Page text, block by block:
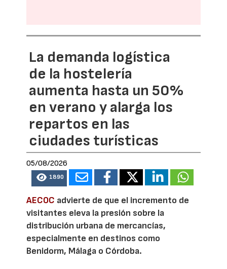
La demanda logística
de la hostelería
aumenta hasta un 50%
en verano y alarga los
repartos en las
ciudades turísticas
05/08/2026
1890
AECOC advierte de que el incremento de
visitantes eleva la presión sobre la
distribución urbana de mercancías,
especialmente en destinos como
Benidorm, Málaga o Córdoba.